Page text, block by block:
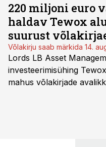
220 miljoni euro
haldav Tewox
suurust
Võlakirju saab märkida 14.
Lords LB Asset
investeerimisühing
mahus võlakirjade